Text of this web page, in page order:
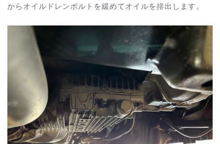
からオイルドレンボルトを緩めてオイルを排出します。